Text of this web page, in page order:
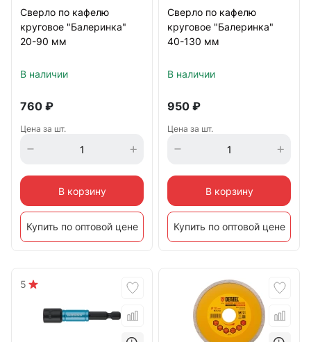
Сверло по кафелю
круговое "Балеринка"
20-90 мм
В наличии
760 ₽
Цена за шт.
В корзину
Купить по оптовой цене
Сверло по кафелю
круговое "Балеринка"
40-130 мм
В наличии
950 ₽
Цена за шт.
В корзину
Купить по оптовой цене
5